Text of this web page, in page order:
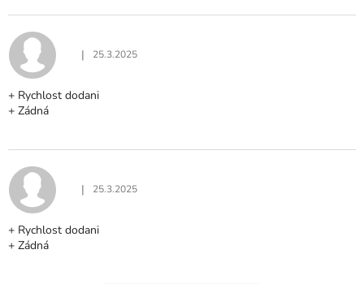
Hodnocení produktu je 5 z 5 hvězdiček.
| 25.3.2025
+ Rychlost dodani
+ Zádná
Hodnocení produktu je 5 z 5 hvězdiček.
| 25.3.2025
+ Rychlost dodani
+ Zádná